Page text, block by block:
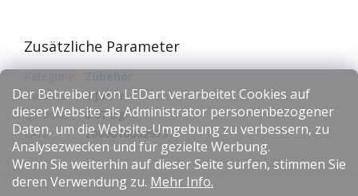
Der Betreiber von LEDart verarbeitet Cookies auf
dieser Website als Administrator personenbezogener
Daten, um die Website-Umgebung zu verbessern, zu
Analysezwecken und für gezielte Werbung.
Wenn Sie weiterhin auf dieser Seite surfen, stimmen Sie
deren Verwendung zu. Mehr Info.
Zusätzliche Parameter
Garantie:
2 Jahre
Gewicht:
0.07 kg
EAN: 2000010062959